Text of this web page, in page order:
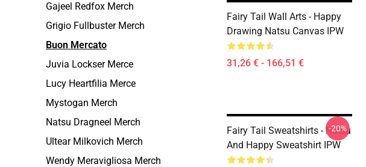
Gajeel Redfox Merch
Grigio Fullbuster Merch
Buon Mercato
Juvia Lockser Merce
Lucy Heartfilia Merce
Mystogan Merch
Natsu Dragneel Merch
Ultear Milkovich Merch
Wendy Meravigliosa Merch
Fairy Tail Wall Arts - Happy
Drawing Natsu Canvas IPW
31,26 € - 166,51 €
Fairy Tail Sweatshirts - Natsu
And Happy Sweatshirt IPW
-20%